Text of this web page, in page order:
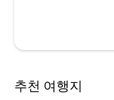
추천 여행지